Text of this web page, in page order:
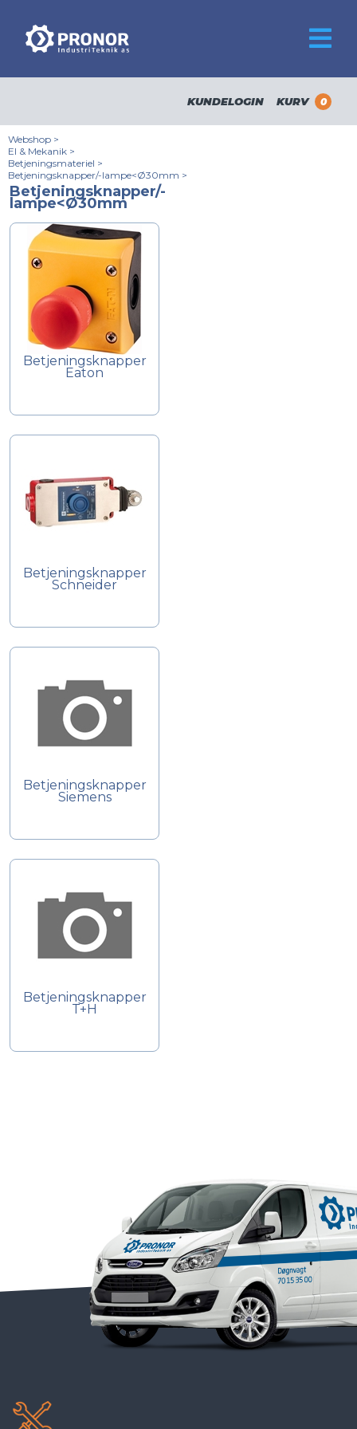
KUNDELOGIN KURV 0
Webshop >
El & Mekanik >
Betjeningsmateriel >
Betjeningsknapper/-lampe<Ø30mm >
Betjeningsknapper/-
lampe<Ø30mm
Betjeningsknapper
Eaton
Betjeningsknapper
Schneider
Betjeningsknapper
Siemens
Betjeningsknapper
T+H